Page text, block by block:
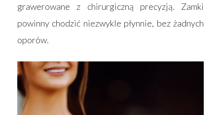
grawerowane z chirurgiczną precyzją. Zamki
powinny chodzić niezwykle płynnie, bez żadnych
oporów.